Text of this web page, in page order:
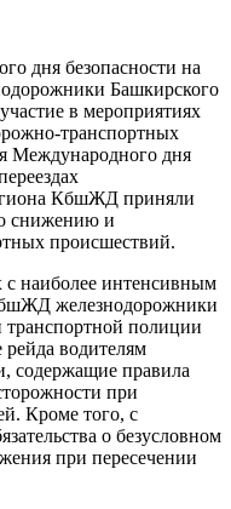
дня безопасности на
Башкирского
в мероприятиях
транспортных
Международного дня
КбшЖД приняли
снижению и
происшествий.
с наиболее интенсивным
железнодорожники
полиции
водителям
содержащие правила
при
Кроме того, с
о безусловном
при пересечении